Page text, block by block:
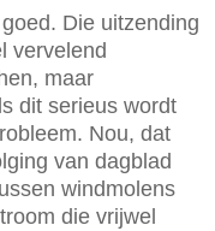
Die uitzending
vervelend
maar
dit serieus wordt
Nou, dat
van dagblad
windmolens
die vrijwel